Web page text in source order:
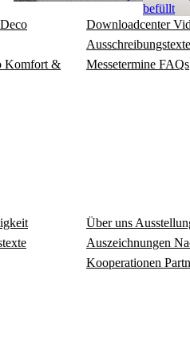
befüllt
Komfort &
Download­center
Ausschreibungstexte
Messetermine FAQs
Über uns
Auszeichnungen
Kooperationen